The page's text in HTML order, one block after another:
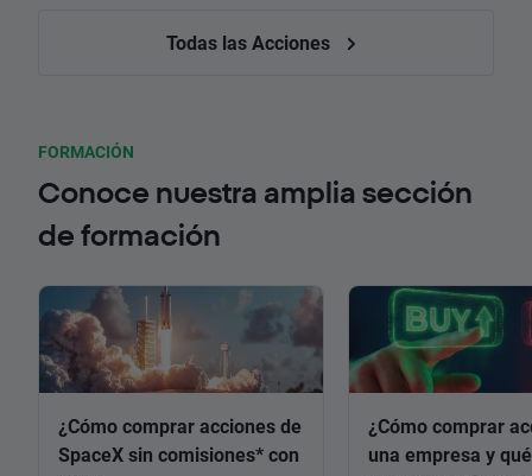
Todas las Acciones
FORMACIÓN
Conoce nuestra amplia sección
de formación
¿Cómo comprar acciones de
SpaceX sin comisiones* con
¿Cómo comprar
una empresa y